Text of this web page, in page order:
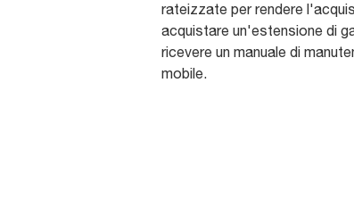
rateizzate per rendere
acquistare un'estensione di
ricevere un manuale di
mobile.